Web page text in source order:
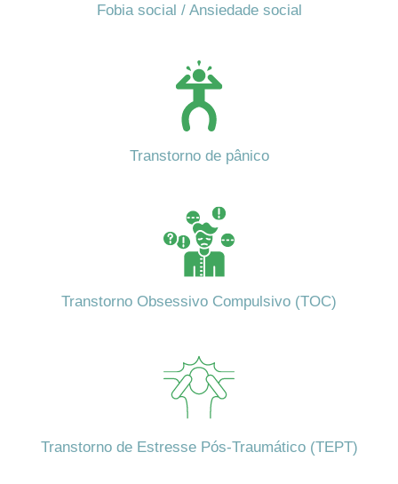
Fobia social / Ansiedade social
Transtorno de pânico
Transtorno Obsessivo Compulsivo (TOC)
Transtorno de Estresse Pós-Traumático (TEPT)